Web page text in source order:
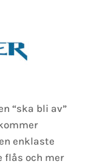
“ska bli av”
enklaste
flås och mer